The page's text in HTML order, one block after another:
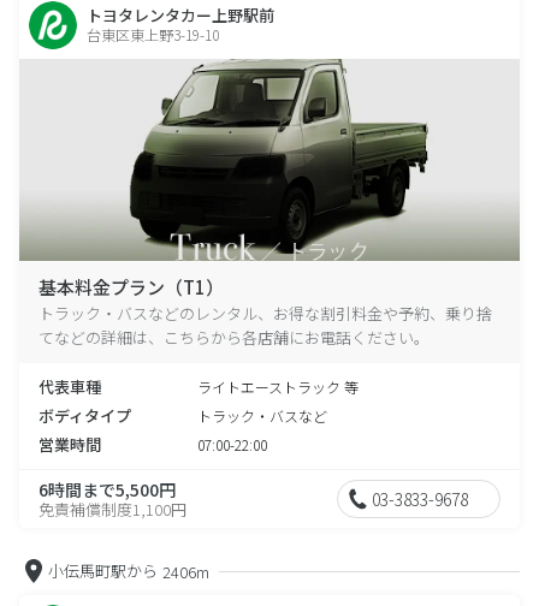
トヨタレンタカー上野駅前
台東区東上野3-19-10
基本料金プラン（T1）
トラック・バスなどのレンタル、お得な割引料金や予約、乗り捨
てなどの詳細は、こちらから各店舗にお電話ください。
代表車種 ライトエーストラック 等
ボディタイプ トラック・バスなど
営業時間 07:00-22:00
6時間まで5,500円
免責補償制度1,100円 03-3833-9678
小伝馬町駅から 2406m